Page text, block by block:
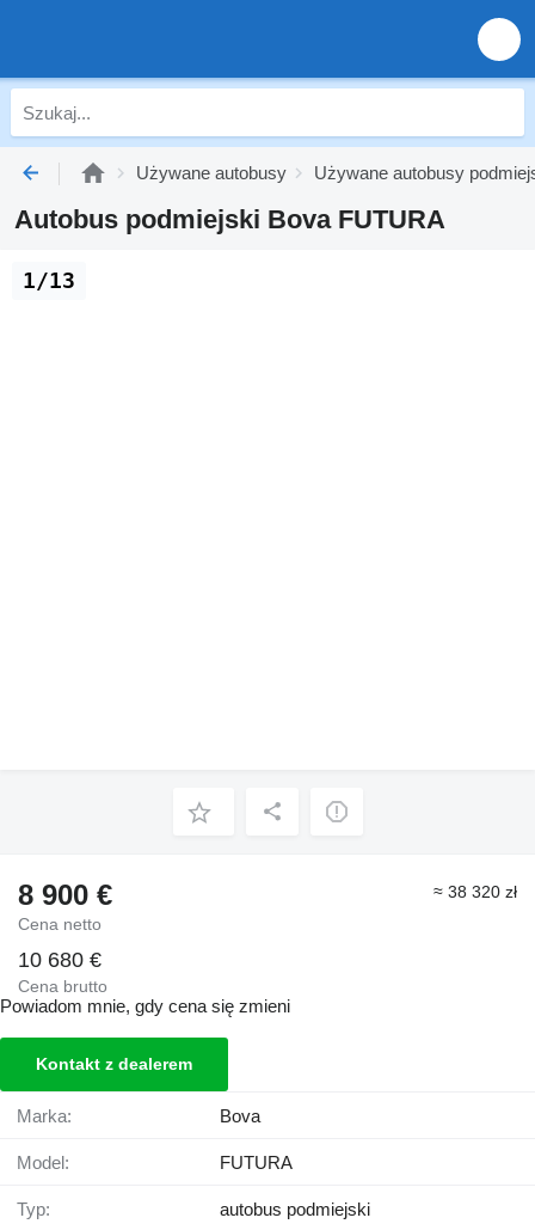
Używane autobusy Używane autobusy
Autobus podmiejski Bova FUTURA
1/13
8 900 €
Cena netto
≈ 38 320 zł
10 680 €
Cena brutto
Powiadom mnie, gdy cena się zmieni
Kontakt z dealerem
Marka: Bova
Model: FUTURA
Typ: autobus podmiejski